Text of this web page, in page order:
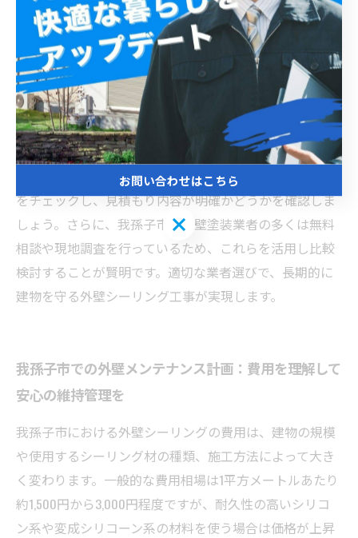
我孫子市での外壁シーリング工事において、施工品質は
建物の耐久性を左右する重要な要素です。劣化したシー
リングを適切に補修するためには、シーリング材の選定
や施工方法、職人の技術力が大きく影響します。特に、
我孫子市の気候条件を考慮した耐候性の高い材料を使用
することが推奨されます。また、施工前の下地処理や既
存シーリング材の除去も品質を高める重要なポイントで
す。信頼できる業者を選ぶ際は、地域での実績や口コミ
をチェックし、見積もり内容が明確かどうかを確認しま
しょう。さらに、我孫子市の外壁塗装業者の多くは無料
相談や現地調査を行っているため、これらを活用し比較
検討することが賢明です。適切な業者選びで、長期的に
建物を守る外壁シーリング工事が実現します。
我孫子市での外壁メンテナンス計画：費用を理解して
安心の維持管理を
我孫子市における外壁シーリングの費用は、建物の規模
や使用するシーリング材の種類、施工方法によって大き
く変わります。一般的な費用相場は1平方メートルあたり
約1,500円から3,000円程度ですが、耐久性の高いシリコ
ン系や変成シリコーン系の材料を使う場合は価格が上昇
お問い合わせはこちら
お問い合わせはこちら